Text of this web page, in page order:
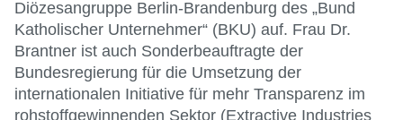
Diözesangruppe Berlin-Brandenburg des „Bund
Katholischer Unternehmer“ (BKU) auf. Frau Dr.
Brantner ist auch Sonderbeauftragte der
Bundesregierung für die Umsetzung der
internationalen Initiative für mehr Transparenz im
rohstoffgewinnenden Sektor (Extractive Industries